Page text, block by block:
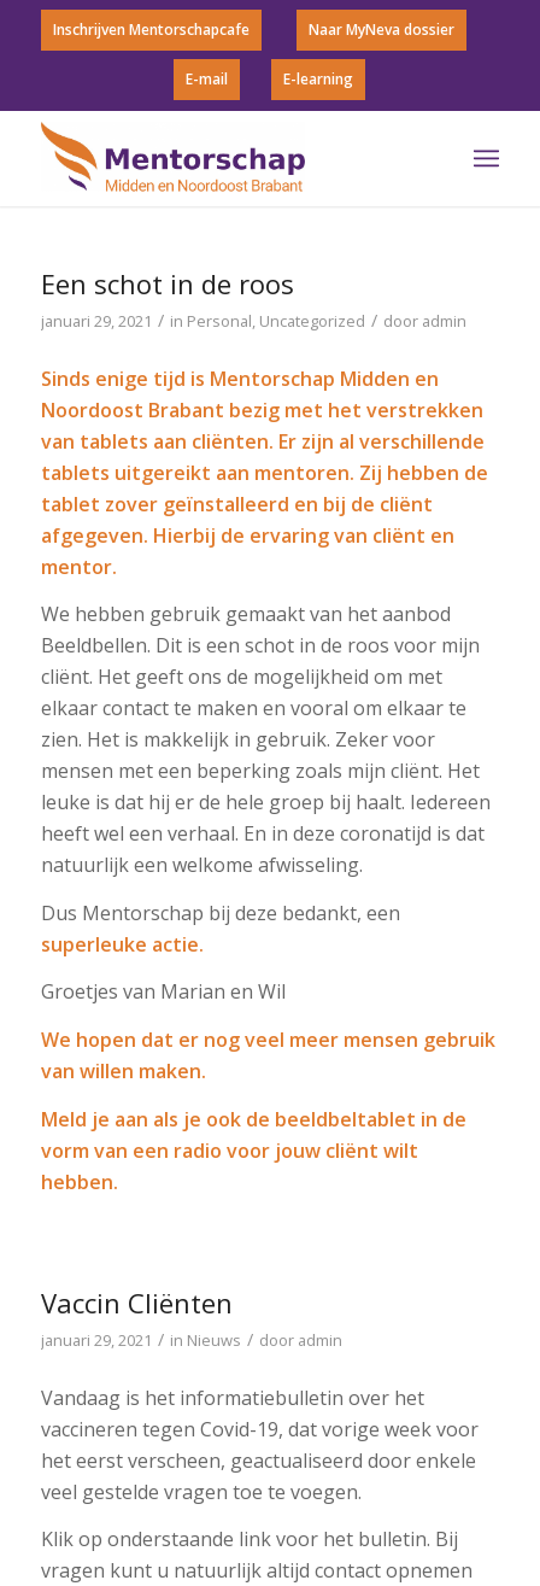
Inschrijven Mentorschapcafe Naar MyNeva dossier
E-mail E-learning
Een schot in de roos
januari 29, 2021 / in Personal, Uncategorized / door admin
Sinds enige tijd is Mentorschap Midden en
Noordoost Brabant bezig met het verstrekken
van tablets aan cliënten. Er zijn al verschillende
tablets uitgereikt aan mentoren. Zij hebben de
tablet zover geïnstalleerd en bij de cliënt
afgegeven. Hierbij de ervaring van cliënt en
mentor.
We hebben gebruik gemaakt van het aanbod
Beeldbellen. Dit is een schot in de roos voor mijn
cliënt. Het geeft ons de mogelijkheid om met
elkaar contact te maken en vooral om elkaar te
zien. Het is makkelijk in gebruik. Zeker voor
mensen met een beperking zoals mijn cliënt. Het
leuke is dat hij er de hele groep bij haalt. Iedereen
heeft wel een verhaal. En in deze coronatijd is dat
natuurlijk een welkome afwisseling.
Dus Mentorschap bij deze bedankt, een
superleuke actie.
Groetjes van Marian en Wil
We hopen dat er nog veel meer mensen gebruik
van willen maken.
Meld je aan als je ook de beeldbeltablet in de
vorm van een radio voor jouw cliënt wilt
hebben.
Vaccin Cliënten
januari 29, 2021 / in Nieuws / door admin
Vandaag is het informatiebulletin over het
vaccineren tegen Covid-19, dat vorige week voor
het eerst verscheen, geactualiseerd door enkele
veel gestelde vragen toe te voegen.
Klik op onderstaande link voor het bulletin. Bij
vragen kunt u natuurlijk altijd contact opnemen